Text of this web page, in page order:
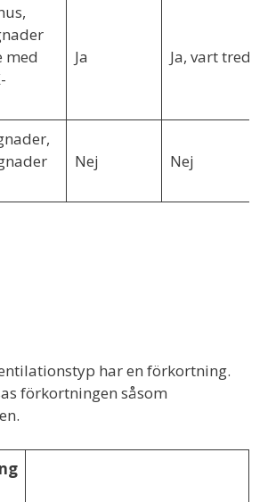
med
Ja Ja, vart tredje
Nej Nej
har en förkortning.
förkortningen såsom